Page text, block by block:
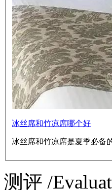
冰丝席和竹凉席哪个好
冰丝席和竹凉席是夏季必备
测评 /